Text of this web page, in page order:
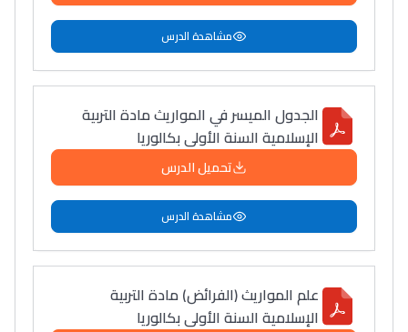
مشاهدة الدرس
الجدول الميسر في المواريث مادة التربية
الإسلامية السنة الأولى بكالوريا
تحميل الدرس
مشاهدة الدرس
علم المواريث (الفرائض) مادة التربية
الإسلامية السنة الأولى بكالوريا